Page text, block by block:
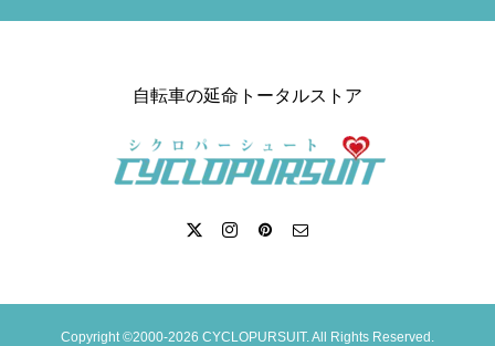
自転車の延命トータルストア
Copyright ©2000-2026 CYCLOPURSUIT. All Rights Reserved.